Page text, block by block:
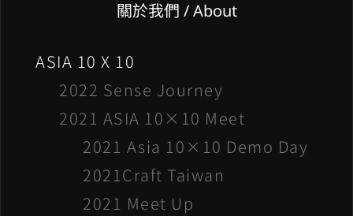
關於我們 / About
ASIA 10 X 10
2022 Sense Journey
2021 ASIA 10×10 Meet
2021 Asia 10×10 Demo Day
2021Craft Taiwan
2021 Meet Up